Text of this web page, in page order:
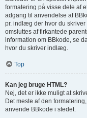
formatering på visse dele af
adgang til anvendelse af
pr. indlæg der hvor du
omsluttes af firkantede
information om BBkode, se
hvor du skriver indlæg.
Top
Kan jeg bruge HTML?
Nej, det er ikke muligt at
Det meste af den
anvende BBkode i stedet.